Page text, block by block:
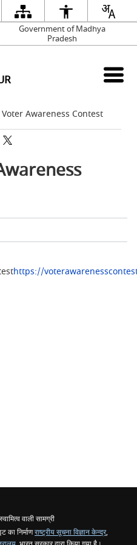
Government of Madhya
Pradesh
Awareness Contest
https://
वाली सामग्री
का निर्माणराष्ट्रीय सूचना विज्ञान केन्द्र,